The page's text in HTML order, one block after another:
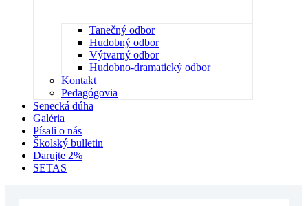
Tanečný odbor
Hudobný odbor
Výtvarný odbor
Hudobno-dramatický odbor
Kontakt
Pedagógovia
Senecká dúha
Galéria
Písali o nás
Školský bulletin
Darujte 2%
SETAS